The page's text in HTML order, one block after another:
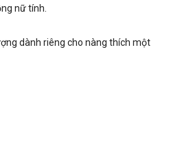
nữ tính.
dành riêng cho nàng thích một